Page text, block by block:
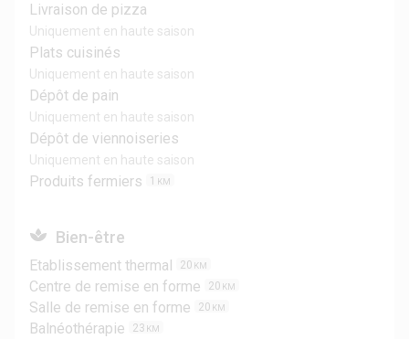
Livraison de pizza
Uniquement en haute saison
Plats cuisinés
Uniquement en haute saison
Dépôt de pain
Uniquement en haute saison
Dépôt de viennoiseries
Uniquement en haute saison
Produits fermiers 1 KM
Bien-être
Etablissement thermal 20 KM
Centre de remise en forme 20 KM
Salle de remise en forme 20 KM
Balnéothérapie 23 KM